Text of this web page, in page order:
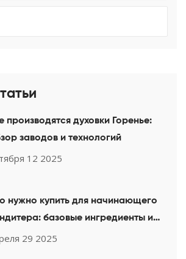
производятся духовки Горенье:
заводов и технологий
12 2025
нужно купить для начинающего
базовые ингредиенты и
29 2025